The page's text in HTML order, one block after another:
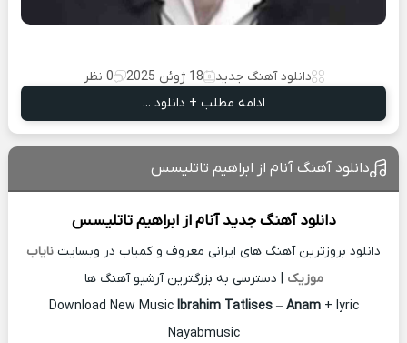
دانلود آهنگ جدید 18 ژوئن 2025
0 نظر
ادامه مطلب + دانلود ...
دانلود آهنگ آنام از ابراهیم تاتلیسس
دانلود آهنگ جدیدآنام ازابراهیم تاتلیسس
دانلود بروزترین آهنگ های ایرانی معروف و کمیاب در وبسایت نایاب
موزیک | دسترسی به بزرگترین آرشیو آهنگ ها
Download New Music Ibrahim Tatlises– Anam+ lyric
Nayabmusic